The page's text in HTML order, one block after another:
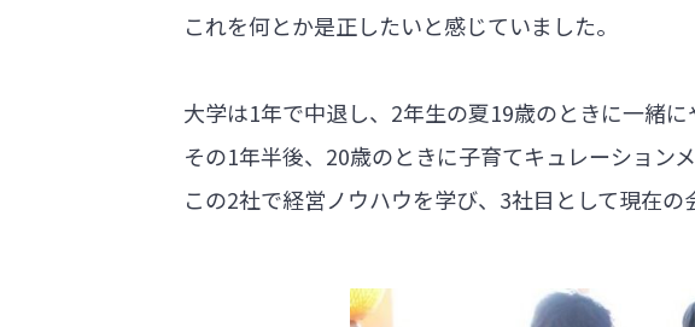
これを何とか是正したいと感じていました。
大学は1年で中退し、2年生の夏19歳のときに一緒
その1年半後、20歳のときに子育てキュレーション
この2社で経営ノウハウを学び、3社目として現在の